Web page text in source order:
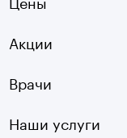
Садовая
Старая Деревня
Девяткино
Оптическая
УЗДГ
Чек-ап
ЭКГ
Акции
Врачи
Наши услуги